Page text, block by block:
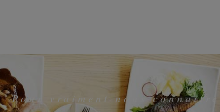
Pour vraiment nous connaitre